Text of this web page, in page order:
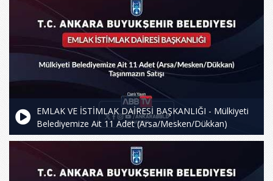
EMLAK VE İSTİMLAK DAİRESİ BAŞKANLIĞI - Mülkiyeti
Belediyemize Ait 11 Adet (Arsa/Mesken/Dükkan)
Taşınmazın Satışı